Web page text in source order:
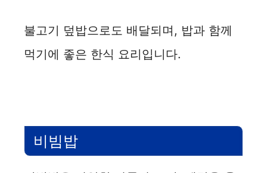
불고기 덮밥으로도 배달되며, 밥과 함께
먹기에 좋은 한식 요리입니다.
비빔밥